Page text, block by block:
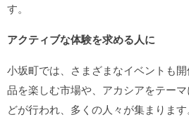
す。
アクティブな体験を求める人に
小坂町では、さまざまなイベントも
品を楽しむ市場や、アカシアをテー
どが行われ、多くの人々が集まりま